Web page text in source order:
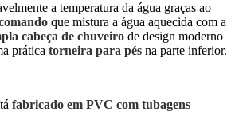
a temperatura da água graças ao
que mistura a água aquecida com a
cabeça de chuveiro de design moderno
prática torneira para pés na parte inferior.
fabricado em PVC com tubagens